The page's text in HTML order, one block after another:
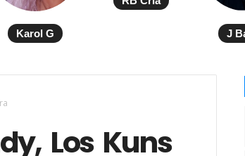
Karol G J
Los Kuns